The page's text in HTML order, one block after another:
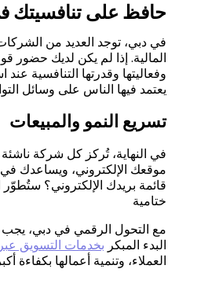
حافظ على تنافسيتك
في دبي، توجد العديد من الشركات
المالية. إذا لم يكن لديك حضور
وفعاليتها وقدرتها التنافسية
يعتمد فيها الناس على وسائل
تسريع النمو والمبيعات
في النهاية، تُركز كل شركة
موقعك الإلكتروني، ويساعدك في
قائمة بريدك الإلكتروني؟
ختامية
مع التحول الرقمي في دبي، يجب
البدء المبكر بخدمات التسويق
العملاء، وتنمية أعمالها بكفاءة